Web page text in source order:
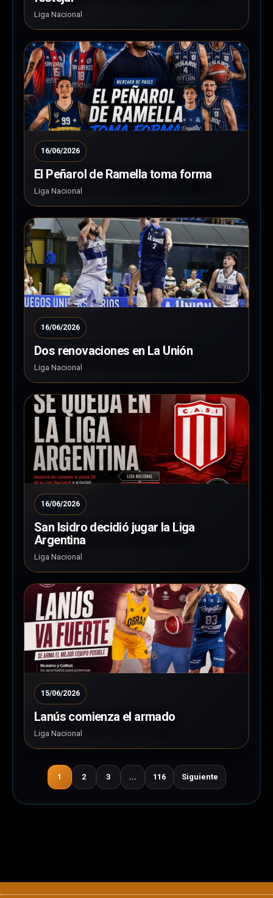
Liga Nacional
16/06/2026
El Peñarol de Ramella toma forma
Liga Nacional
16/06/2026
Dos renovaciones en La Unión
Liga Nacional
16/06/2026
San Isidro decidió jugar la Liga
Argentina
Liga Nacional
15/06/2026
Lanús comienza el armado
Liga Nacional
1 2 3 ... 116 Siguiente